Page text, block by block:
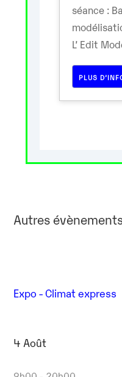
séance :
L’ Edit
PLUS
Autres
Expo - Climat express
4 Août